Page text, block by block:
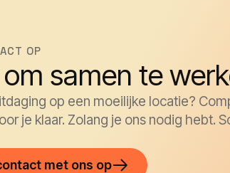
OP
om samen te
op een moeilijke locatie?
je klaar. Zolang je ons nodig hebt.
met ons op